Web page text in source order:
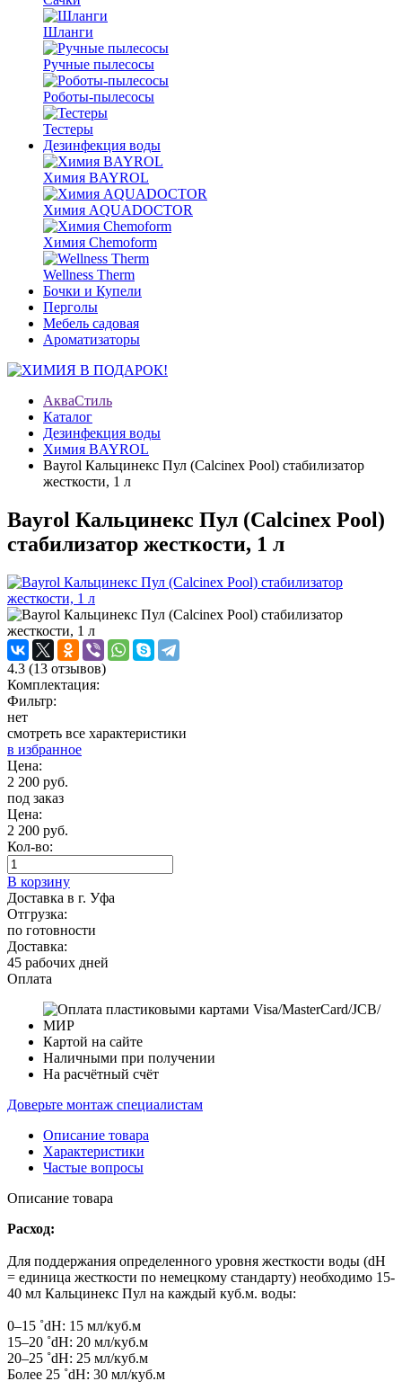
Шланги
Ручные пылесосы
Роботы-пылесосы
Тестеры
Дезинфекция воды
Химия BAYROL
Химия AQUADOCTOR
Химия Chemoform
Wellness Therm
Бочки и Купели
Перголы
Мебель садовая
Ароматизаторы
АкваСтиль
Каталог
Дезинфекция воды
Химия BAYROL
Bayrol Кальцинекс Пул (Calcinex Pool) стабилизатор
жесткости, 1 л
Bayrol Кальцинекс Пул (Calcinex Pool)
стабилизатор жесткости, 1 л
4.3 (13 отзывов)
Комплектация:
Фильтр:
нет
смотреть все характеристики
в избранное
Цена:
2 200 руб.
под заказ
Цена:
2 200 руб.
Кол-во:
В корзину
Доставка в г. Уфа
Отгрузка:
по готовности
Доставка:
45 рабочих дней
Оплата
Картой на сайте
Наличными при получении
На расчётный счёт
Доверьте монтаж специалистам
Описание товара
Характеристики
Частые вопросы
Описание товара
Расход:
Для поддержания определенного уровня жесткости воды (dН
= единица жесткости по немецкому стандарту) необходимо 15-
40 мл Кальцинекс Пул на каждый куб.м. воды:
0–15 ˚dН: 15 мл/куб.м
15–20 ˚dН: 20 мл/куб.м
20–25 ˚dН: 25 мл/куб.м
Более 25 ˚dН: 30 мл/куб.м